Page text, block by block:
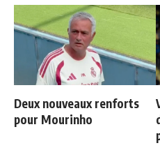
Deux nouveaux renforts
pour Mourinho